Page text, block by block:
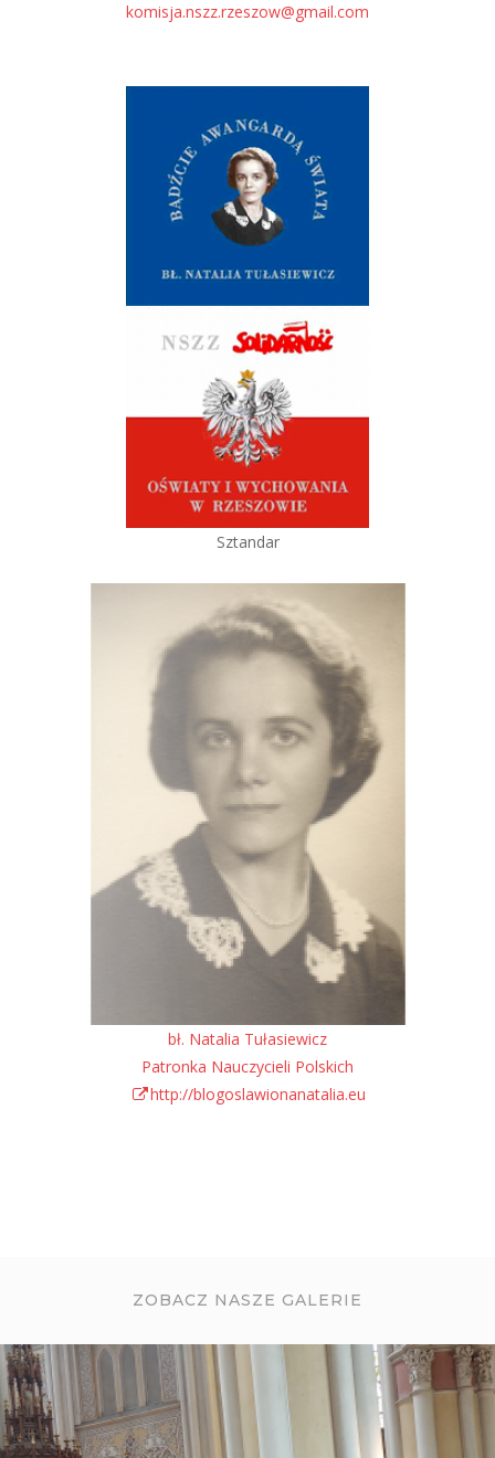
komisja.nszz.rzeszow@gmail.com
Sztandar
bł. Natalia Tułasiewicz
Patronka Nauczycieli Polskich
http://blogoslawionanatalia.eu
ZOBACZ NASZE GALERIE